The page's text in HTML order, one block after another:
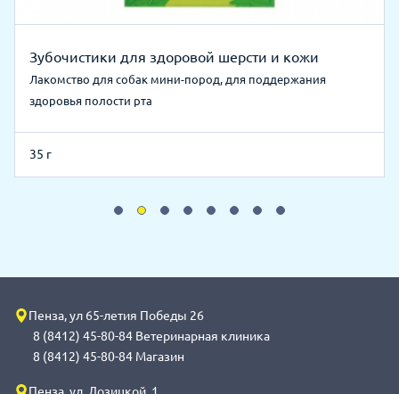
Зубочистики для здоровой шерсти и кожи
Лакомство для собак мини-пород, для поддержания
здоровья полости рта
35 г
Пенза, ул 65-летия Победы 26
8 (8412) 45-80-84 Ветеринарная клиника
8 (8412) 45-80-84 Магазин
Пенза, ул. Лозицкой, 1